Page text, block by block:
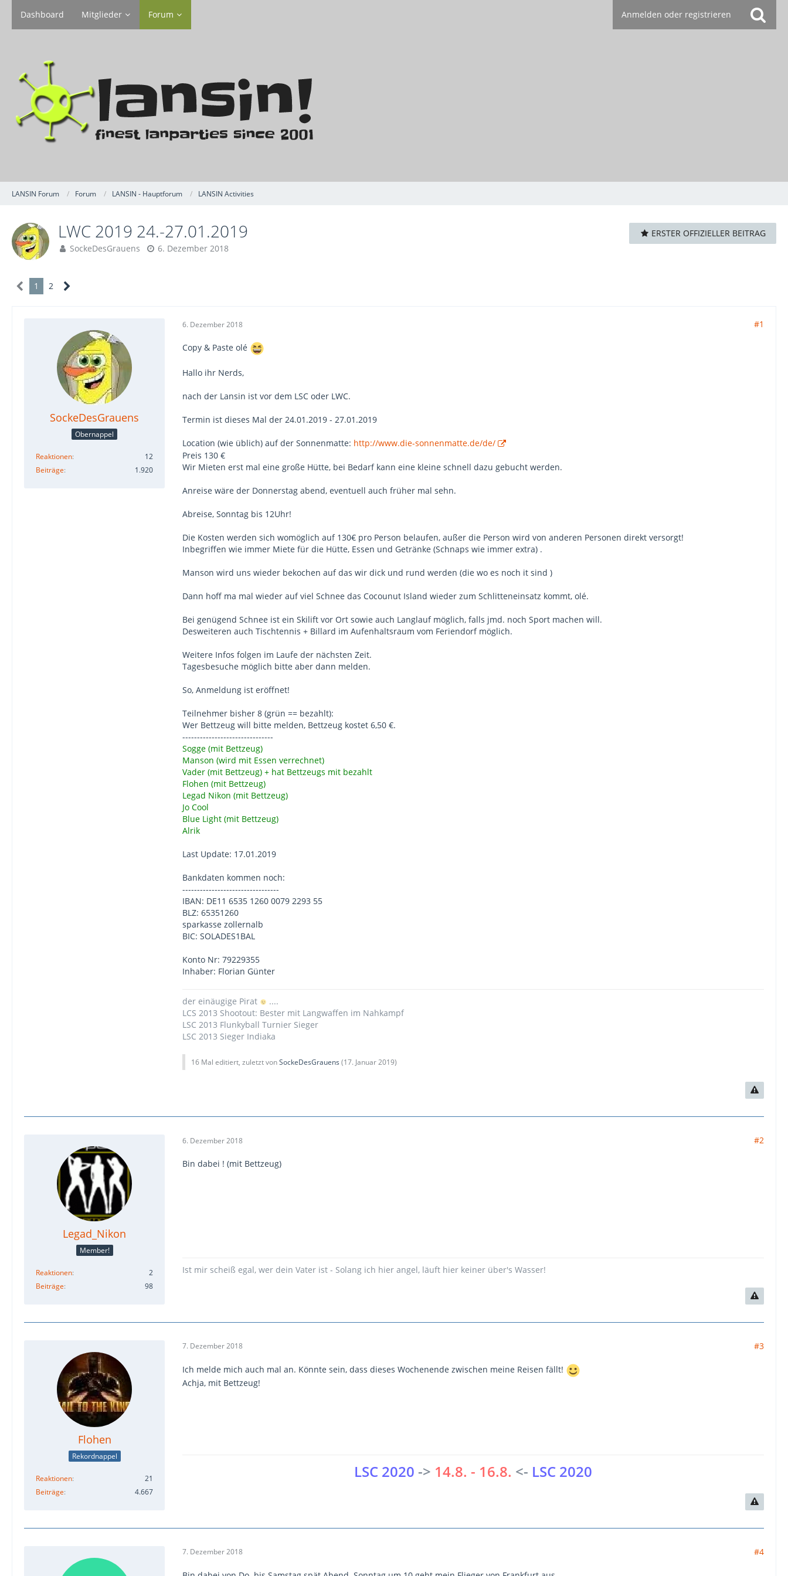
Dashboard Mitglieder Forum Anmelden oder registrieren
LANSIN Forum Forum LANSIN - Hauptforum LANSIN Activities
LWC 2019 24.-27.01.2019
SockeDesGrauens 6. Dezember 2018
ERSTER OFFIZIELLER BEITRAG
1 2
SockeDesGrauens
Obernappel
Reaktionen
12
Beiträge
1.920
6. Dezember 2018 #1
Copy & Paste olé
Hallo ihr Nerds,
nach der Lansin ist vor dem LSC oder LWC.
Termin ist dieses Mal der 24.01.2019 - 27.01.2019
Location (wie üblich) auf der Sonnenmatte: http://www.die-sonnenmatte.de/de/
Preis 130 €
Wir Mieten erst mal eine große Hütte, bei Bedarf kann eine kleine schnell dazu gebucht werden.
Anreise wäre der Donnerstag abend, eventuell auch früher mal sehn.
Abreise, Sonntag bis 12Uhr!
Die Kosten werden sich womöglich auf 130€ pro Person belaufen, außer die Person wird von anderen Personen direkt versorgt!
Inbegriffen wie immer Miete für die Hütte, Essen und Getränke (Schnaps wie immer extra) .
Manson wird uns wieder bekochen auf das wir dick und rund werden (die wo es noch it sind )
Dann hoff ma mal wieder auf viel Schnee das Cocounut Island wieder zum Schlitteneinsatz kommt, olé.
Bei genügend Schnee ist ein Skilift vor Ort sowie auch Langlauf möglich, falls jmd. noch Sport machen will.
Desweiteren auch Tischtennis + Billard im Aufenhaltsraum vom Feriendorf möglich.
Weitere Infos folgen im Laufe der nächsten Zeit.
Tagesbesuche möglich bitte aber dann melden.
So, Anmeldung ist eröffnet!
Teilnehmer bisher 8 (grün == bezahlt):
Wer Bettzeug will bitte melden, Bettzeug kostet 6,50 €.
-------------------------------
Sogge (mit Bettzeug)
Manson (wird mit Essen verrechnet)
Vader (mit Bettzeug) + hat Bettzeugs mit bezahlt
Flohen (mit Bettzeug)
Legad Nikon (mit Bettzeug)
Jo Cool
Blue Light (mit Bettzeug)
Alrik
Last Update: 17.01.2019
Bankdaten kommen noch:
---------------------------------
IBAN: DE11 6535 1260 0079 2293 55
BLZ: 65351260
sparkasse zollernalb
BIC: SOLADES1BAL
Konto Nr: 79229355
Inhaber: Florian Günter
der einäugige Pirat
....
LCS 2013 Shootout: Bester mit Langwaffen im Nahkampf
LSC 2013 Flunkyball Turnier Sieger
LSC 2013 Sieger Indiaka
16 Mal editiert, zuletzt vonSockeDesGrauens (17. Januar 2019)
Legad_Nikon
Member!
Reaktionen
2
Beiträge
98
6. Dezember 2018 #2
Bin dabei ! (mit Bettzeug)
Ist mir scheiß egal, wer dein Vater ist - Solang ich hier angel, läuft hier keiner über's Wasser!
Flohen
Rekordnappel
Reaktionen
21
Beiträge
4.667
7. Dezember 2018 #3
Ich melde mich auch mal an. Könnte sein, dass dieses Wochenende zwischen meine Reisen fällt!
Achja, mit Bettzeug!
LSC 2020 -> 14.8. - 16.8. <- LSC 2020
7. Dezember 2018 #4